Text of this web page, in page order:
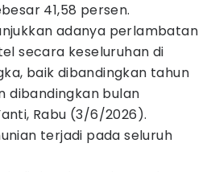
41,58 persen.
adanya perlambatan
secara keseluruhan di
baik dibandingkan tahun
dibandingkan bulan
Rabu (3/6/2026).
terjadi pada seluruh